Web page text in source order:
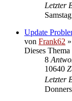
Letzter
Update
von Frank62
Dieses
8
10640
Letzter